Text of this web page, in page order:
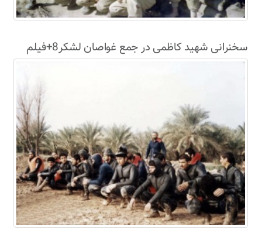
سخنرانی شهید کاظمی در جمع غواصان لشکر8+فیلم